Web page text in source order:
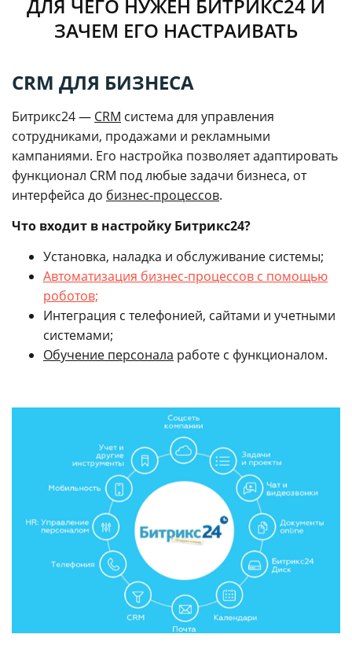
ДЛЯ ЧЕГО НУЖЕН БИТРИКС24 И
ЗАЧЕМ ЕГО НАСТРАИВАТЬ
CRM ДЛЯ БИЗНЕСА
Битрикс24 — CRM система для управления
сотрудниками, продажами и рекламными
кампаниями. Его настройка позволяет адаптировать
функционал CRM под любые задачи бизнеса, от
интерфейса до бизнес-процессов.
Что входит в настройку Битрикс24?
Установка, наладка и обслуживание системы;
Автоматизация бизнес-процессов с помощью
роботов;
Интеграция с телефонией, сайтами и учетными
системами;
Обучение персонала работе с функционалом.